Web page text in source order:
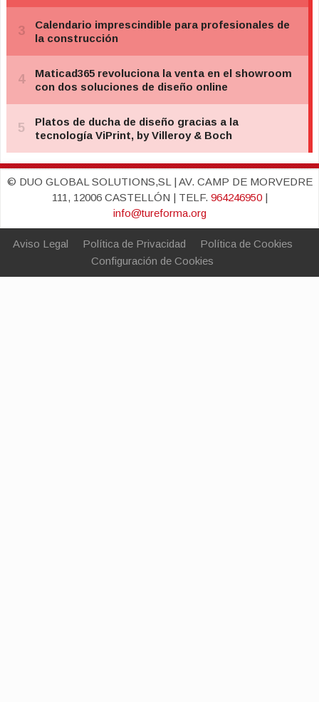
© DUO GLOBAL SOLUTIONS,SL | AV. CAMP DE MORVEDRE
111, 12006 CASTELLÓN | TELF. 964246950|
info@tureforma.org
Aviso Legal Política de Privacidad
Política de Cookies
Configuración de Cookies